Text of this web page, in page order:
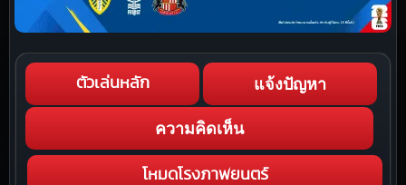
ตัวเล่นหลัก แจ้งปัญหา
ความคิดเห็น
โหมดโรงภาพยนตร์